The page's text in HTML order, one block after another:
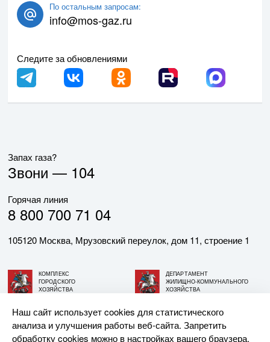
По остальным запросам:
info@mos-gaz.ru
Следите за обновлениями
Запах газа?
Звони — 104
Горячая линия
8 800 700 71 04
105120 Москва, Мрузовский переулок, дом 11, строение 1
КОМПЛЕКС
ГОРОДСКОГО
ХОЗЯЙСТВА
ДЕПАРТАМЕНТ
ЖИЛИЩНО-КОММУНАЛЬНОГО
ХОЗЯЙСТВА
© АО «МОСГАЗ», 2026. При использовании материалов
Наш сайт использует cookies для статистического
анализа и улучшения работы веб-сайта. Запретить
обработку cookies можно в настройках вашего браузера.